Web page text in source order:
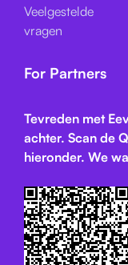
Veelgestelde
vragen
For Partners
Tevreden met
achter. Scan de
hieronder. We